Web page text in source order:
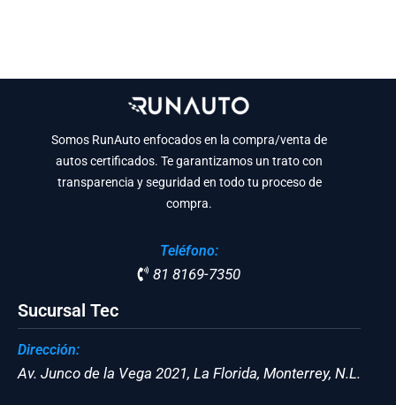
Somos RunAuto enfocados en la compra/venta de
autos certificados. Te garantizamos un trato con
transparencia y seguridad en todo tu proceso de
compra.
Teléfono:
81 8169-7350
Sucursal Tec
Dirección:
Av. Junco de la Vega 2021, La Florida, Monterrey, N.L.